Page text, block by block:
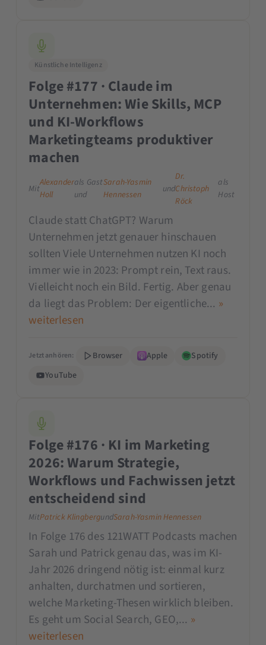
Künstliche Intelligenz
Folge #177 · Claude im
Unternehmen: Wie Skills, MCP
und KI-Workflows
Marketingteams produktiver
machen
Mit
Alexander
Holl
als Gast
und
Sarah-Yasmin
Hennessen
und
Dr.
Christoph
Röck
als
Host
Claude statt ChatGPT? Warum
Unternehmen jetzt genauer hinschauen
sollten Viele Unternehmen nutzen KI noch
immer wie in 2023: Prompt rein, Text raus.
Vielleicht noch ein Bild. Fertig. Aber genau
da liegt das Problem: Der eigentliche... »
weiterlesen
Jetzt anhören: Browser Apple
Spotify
YouTube
Folge #176 · KI im Marketing
2026: Warum Strategie,
Workflows und Fachwissen jetzt
entscheidend sind
MitPatrick KlingbergundSarah-Yasmin Hennessen
In Folge 176 des 121WATT Podcasts machen
Sarah und Patrick genau das, was im KI-
Jahr 2026 dringend nötig ist: einmal kurz
anhalten, durchatmen und sortieren,
welche Marketing-Thesen wirklich bleiben.
Es geht um Social Search, GEO,... »
weiterlesen